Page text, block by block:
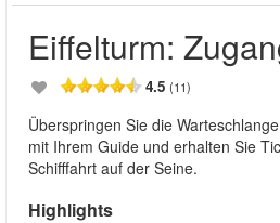
Eiffelturm:
4.5 (11)
Überspringen Sie die
mit Ihrem Guide und erhalten Sie
Schifffahrt auf der Seine.
Highlights